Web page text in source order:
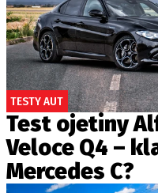
TESTY AUT
Test ojetiny
Veloce Q4 –
Mercedes C?